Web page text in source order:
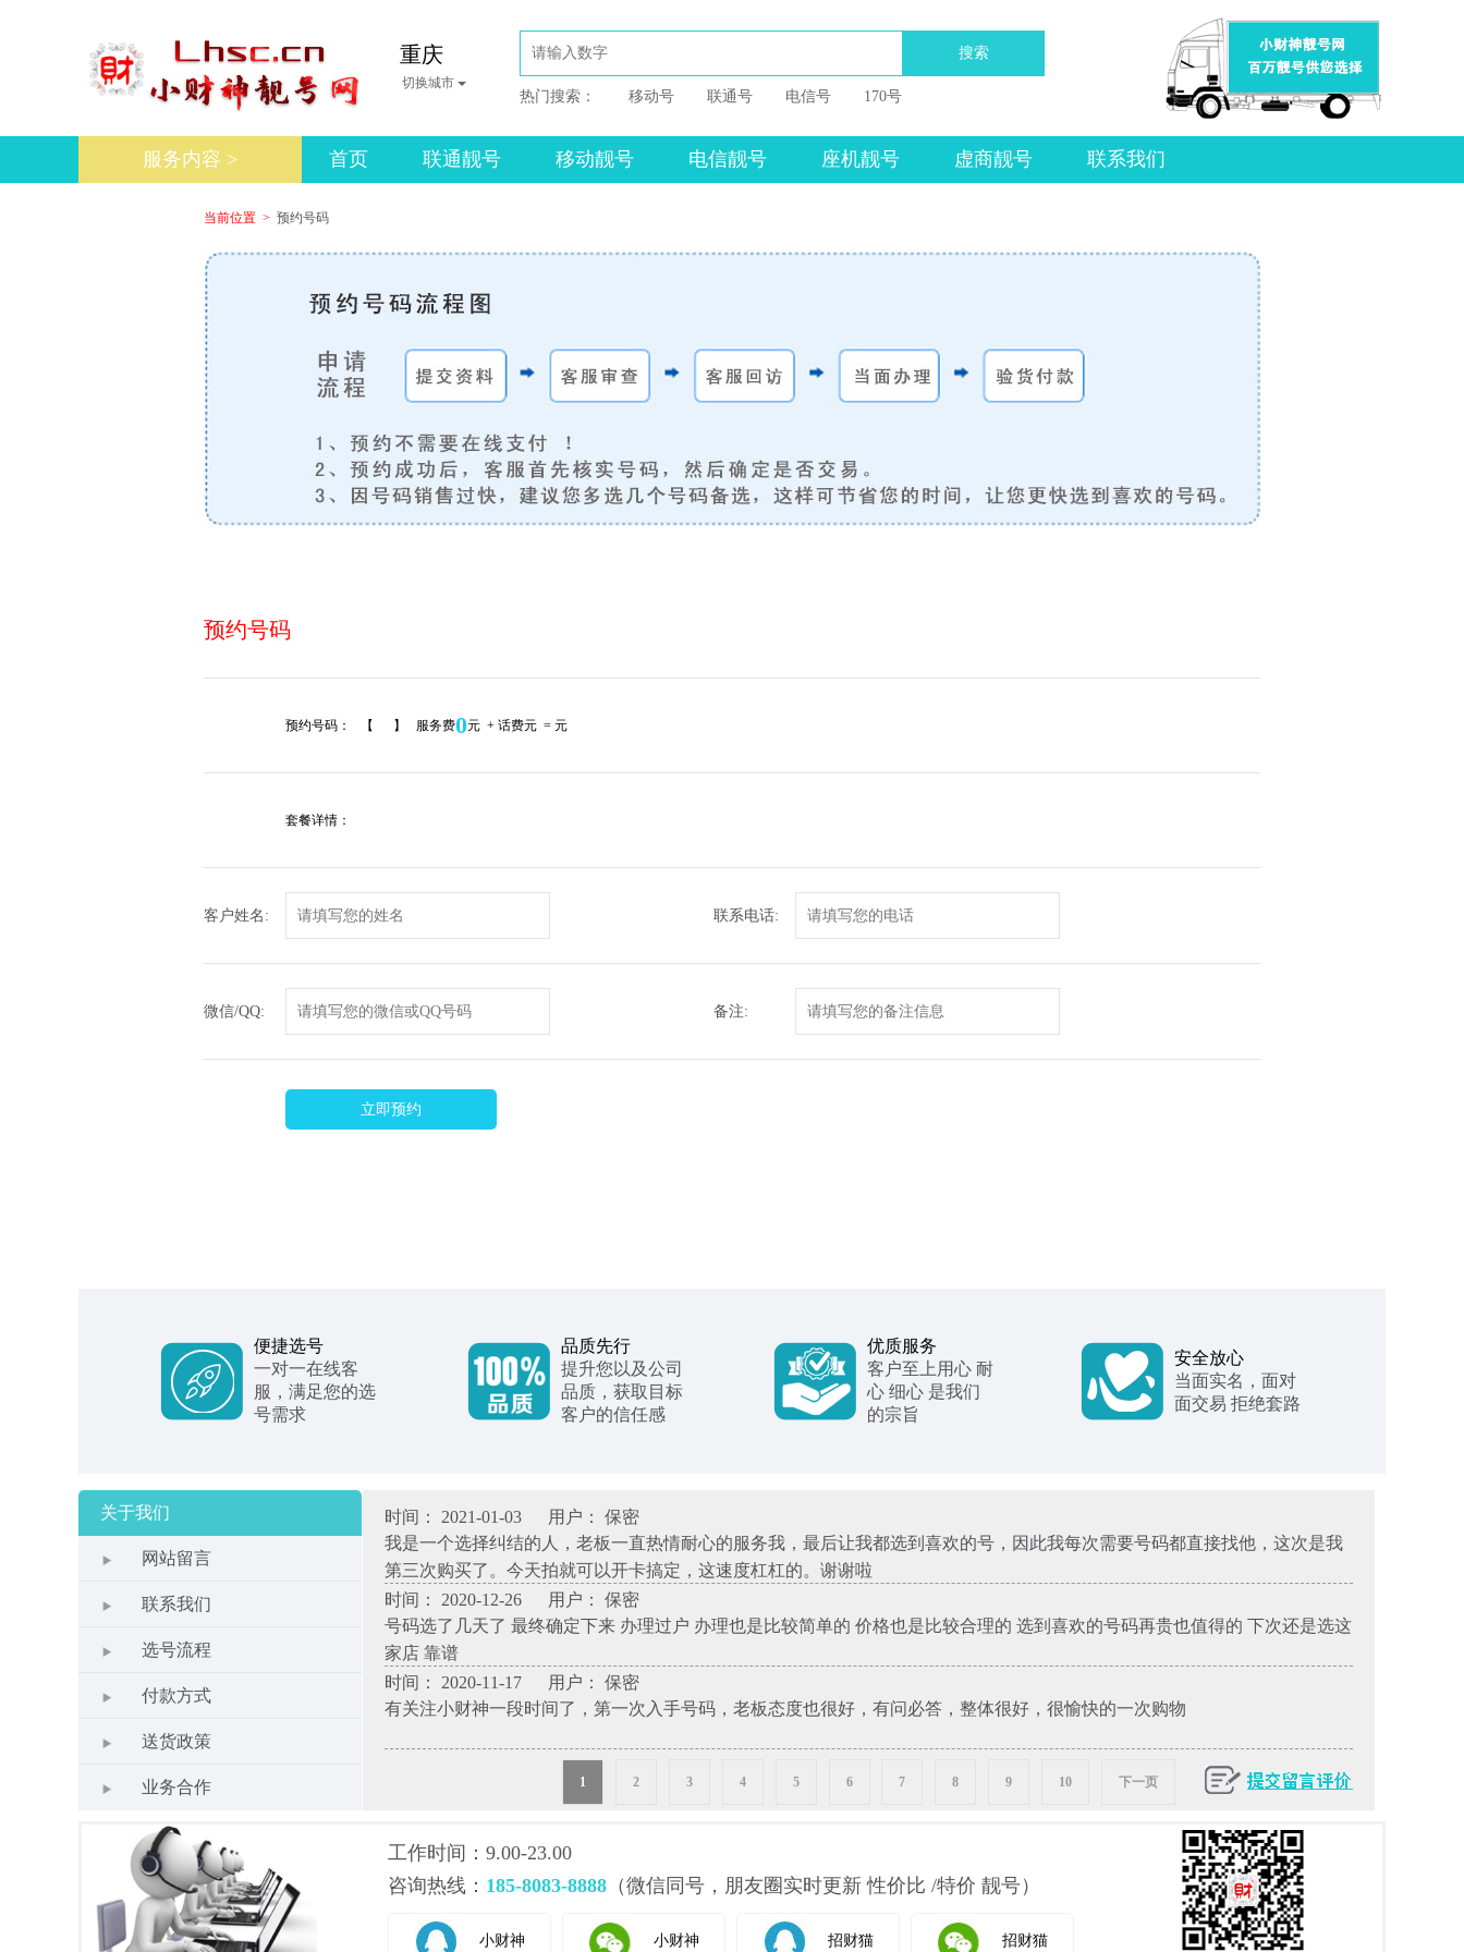
重庆
切换城市
搜索
热门搜索： 移动号 联通号 电信号 170号
服务内容 > 首页 联通靓号 移动靓号 电信靓号 座机靓号 虚商靓号 联系我们
当前位置 > 预约号码
预约号码
预约号码： 【 】 服务费0元 + 话费元 = 元
套餐详情：
客户姓名: 联系电话:
微信/QQ: 备注:
立即预约
便捷选号
一对一在线客
服，满足您的选
号需求
品质先行
提升您以及公司
品质，获取目标
客户的信任感
优质服务
客户至上用心 耐
心 细心 是我们
的宗旨
安全放心
当面实名，面对
面交易 拒绝套路
关于我们
网站留言
联系我们
选号流程
付款方式
送货政策
业务合作
时间： 2021-01-03
用户： 保密
我是一个选择纠结的人，老板一直热情耐心的服务我，最后让我都选到喜欢的号，因此我每次需要号码都直接找他，这次是我
第三次购买了。今天拍就可以开卡搞定，这速度杠杠的。谢谢啦
时间： 2020-12-26
用户： 保密
号码选了几天了 最终确定下来 办理过户 办理也是比较简单的 价格也是比较合理的 选到喜欢的号码再贵也值得的 下次还是选这
家店 靠谱
时间： 2020-11-17
用户： 保密
有关注小财神一段时间了，第一次入手号码，老板态度也很好，有问必答，整体很好，很愉快的一次购物
1 2 3 4 5 6 7 8 9 10 下一页
工作时间：9.00-23.00
咨询热线： 185-8083-8888 （微信同号，朋友圈实时更新 性价比 /特价 靓号）
小财神 小财神 招财猫 招财猫